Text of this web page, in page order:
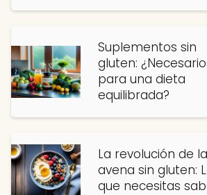
Suplementos sin
gluten:
para una dieta
equilibrada?
La revolución de la
avena sin gluten:
que necesitas